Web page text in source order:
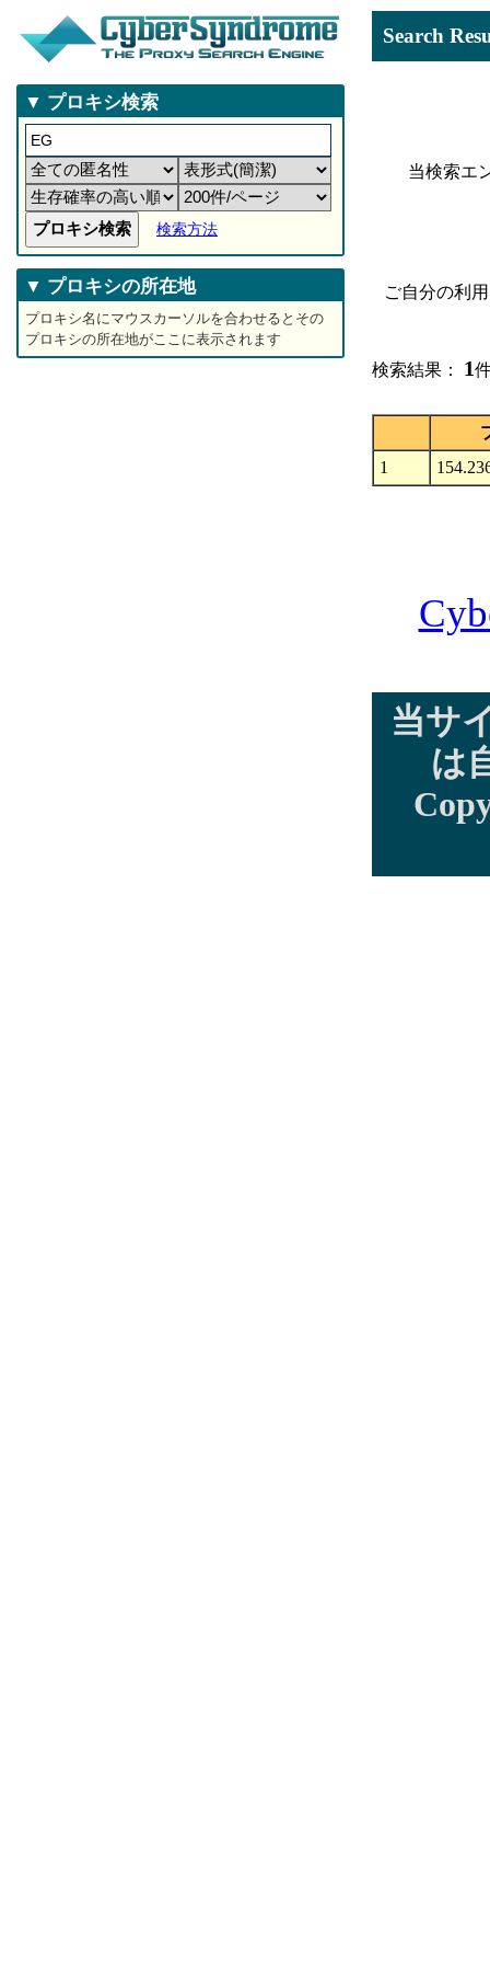
▼ プロキシ検索
検索方法
▼ プロキシの所在地
プロキシ名にマウスカーソルを合わせるとその
プロキシの所在地がここに表示されます
Search
当検索エ
ご自分の利
検索結果： 1
1
当サ
は